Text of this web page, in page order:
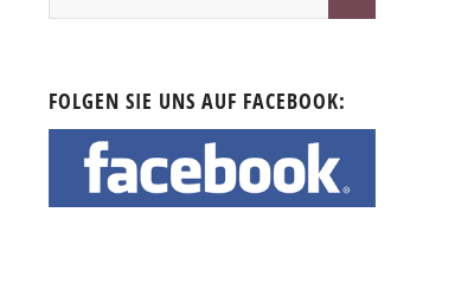
FOLGEN SIE UNS AUF FACEBOOK: